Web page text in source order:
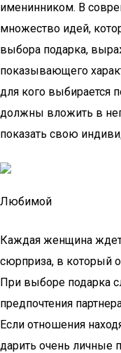
именинником. В
множество идей,
выбора подарка,
показывающего
для кого выбирается
должны вложить в
показать свою
Любимой
Каждая женщина
сюрприза, в который
При выборе подарка
предпочтения
Если отношения
дарить очень личные